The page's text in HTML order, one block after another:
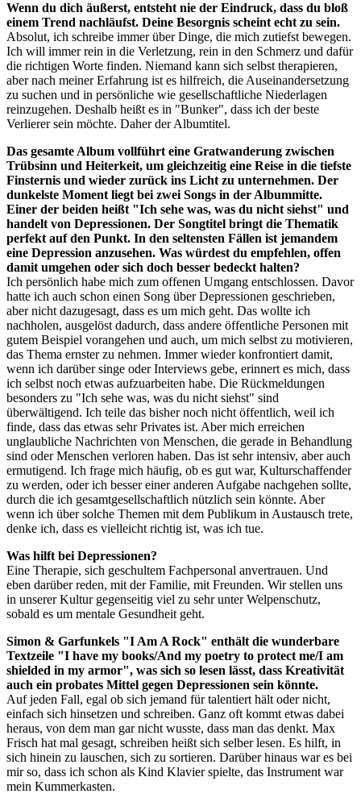
Wenn du dich äußerst, entsteht nie der Eindruck, dass du bloß
einem Trend nachläufst. Deine Besorgnis scheint echt zu sein.
Absolut, ich schreibe immer über Dinge, die mich zutiefst bewegen.
Ich will immer rein in die Verletzung, rein in den Schmerz und dafür
die richtigen Worte finden. Niemand kann sich selbst therapieren,
aber nach meiner Erfahrung ist es hilfreich, die Auseinandersetzung
zu suchen und in persönliche wie gesellschaftliche Niederlagen
reinzugehen. Deshalb heißt es in "Bunker", dass ich der beste
Verlierer sein möchte. Daher der Albumtitel.
Das gesamte Album vollführt eine Gratwanderung zwischen
Trübsinn und Heiterkeit, um gleichzeitig eine Reise in die tiefste
Finsternis und wieder zurück ins Licht zu unternehmen. Der
dunkelste Moment liegt bei zwei Songs in der Albummitte.
Einer der beiden heißt "Ich sehe was, was du nicht siehst" und
handelt von Depressionen. Der Songtitel bringt die Thematik
perfekt auf den Punkt. In den seltensten Fällen ist jemandem
eine Depression anzusehen. Was würdest du empfehlen, offen
damit umgehen oder sich doch besser bedeckt halten?
Ich persönlich habe mich zum offenen Umgang entschlossen. Davor
hatte ich auch schon einen Song über Depressionen geschrieben,
aber nicht dazugesagt, dass es um mich geht. Das wollte ich
nachholen, ausgelöst dadurch, dass andere öffentliche Personen mit
gutem Beispiel vorangehen und auch, um mich selbst zu motivieren,
das Thema ernster zu nehmen. Immer wieder konfrontiert damit,
wenn ich darüber singe oder Interviews gebe, erinnert es mich, dass
ich selbst noch etwas aufzuarbeiten habe. Die Rückmeldungen
besonders zu "Ich sehe was, was du nicht siehst" sind
überwältigend. Ich teile das bisher noch nicht öffentlich, weil ich
finde, dass das etwas sehr Privates ist. Aber mich erreichen
unglaubliche Nachrichten von Menschen, die gerade in Behandlung
sind oder Menschen verloren haben. Das ist sehr intensiv, aber auch
ermutigend. Ich frage mich häufig, ob es gut war, Kulturschaffender
zu werden, oder ich besser einer anderen Aufgabe nachgehen sollte,
durch die ich gesamtgesellschaftlich nützlich sein könnte. Aber
wenn ich über solche Themen mit dem Publikum in Austausch trete,
denke ich, dass es vielleicht richtig ist, was ich tue.
Was hilft bei Depressionen?
Eine Therapie, sich geschultem Fachpersonal anvertrauen. Und
eben darüber reden, mit der Familie, mit Freunden. Wir stellen uns
in unserer Kultur gegenseitig viel zu sehr unter Welpenschutz,
sobald es um mentale Gesundheit geht.
Simon & Garfunkels "I Am A Rock" enthält die wunderbare
Textzeile "I have my books/And my poetry to protect me/I am
shielded in my armor", was sich so lesen lässt, dass Kreativität
auch ein probates Mittel gegen Depressionen sein könnte.
Auf jeden Fall, egal ob sich jemand für talentiert hält oder nicht,
einfach sich hinsetzen und schreiben. Ganz oft kommt etwas dabei
heraus, von dem man gar nicht wusste, dass man das denkt. Max
Frisch hat mal gesagt, schreiben heißt sich selber lesen. Es hilft, in
sich hinein zu lauschen, sich zu sortieren. Darüber hinaus war es bei
mir so, dass ich schon als Kind Klavier spielte, das Instrument war
mein Kummerkasten.